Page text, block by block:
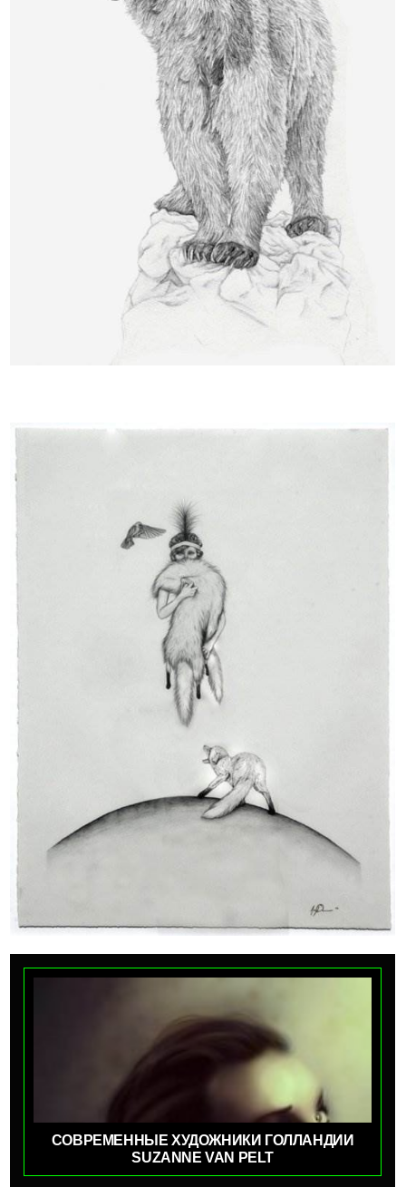
СОВРЕМЕННЫЕ ХУДОЖНИКИ ГОЛЛАНДИИ
SUZANNE VAN PELT